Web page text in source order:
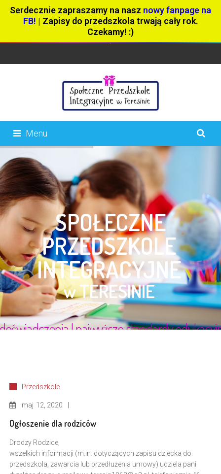
Serdecznie zapraszamy na nasz nowy fanpage na
FB! | Zapisy do przedszkola trwają cały rok.
Czekamy! :)
Menu
Przedszkole
maj 12, 2020
Ogłoszenie dla rodziców
Drodzy Rodzice,
wszelkich informacji (m.in. dotyczących zapisu dziecka do
przedszkola, zawarcia lub przedłużenia umowy) udziela pani